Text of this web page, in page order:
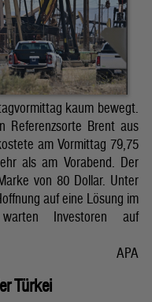
kaum bewegt.
Referenzsorte Brent aus
am Vormittag 79,75
als am Vorabend. Der
von 80 Dollar. Unter
auf eine Lösung im
Investoren auf
APA
Türkei